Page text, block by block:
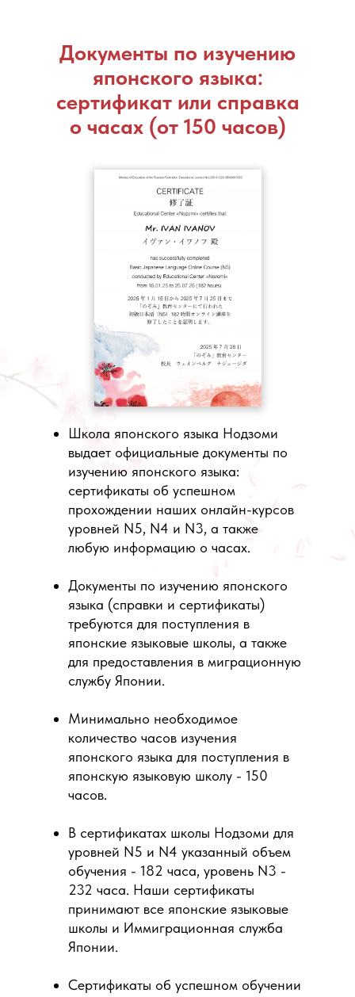
Документы по изучению
японского языка:
сертификат или справка
о часах (от 150 часов)
Школа японского языка Нодзоми
выдает официальные документы по
изучению японского языка:
сертификаты об успешном
прохождении наших онлайн-курсов
уровней N5, N4 и N3, а также
любую информацию о часах.
Документы по изучению японского
языка (справки и сертификаты)
требуются для поступления в
японские языковые школы, а также
для предоставления в миграционную
службу Японии.
Минимально необходимое
количество часов изучения
японского языка для поступления в
японскую языковую школу - 150
часов.
В сертификатах школы Нодзоми для
уровней N5 и N4 указанный объем
обучения - 182 часа, уровень N3 -
232 часа. Наши сертификаты
принимают все японские языковые
школы и Иммиграционная служба
Японии.
Сертификаты об успешном обучении